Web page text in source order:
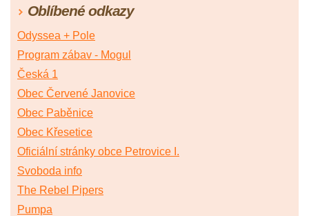
Oblíbené odkazy
Odyssea + Pole
Program zábav - Mogul
Česká 1
Obec Červené Janovice
Obec Paběnice
Obec Křesetice
Oficiální stránky obce Petrovice I.
Svoboda info
The Rebel Pipers
Pumpa